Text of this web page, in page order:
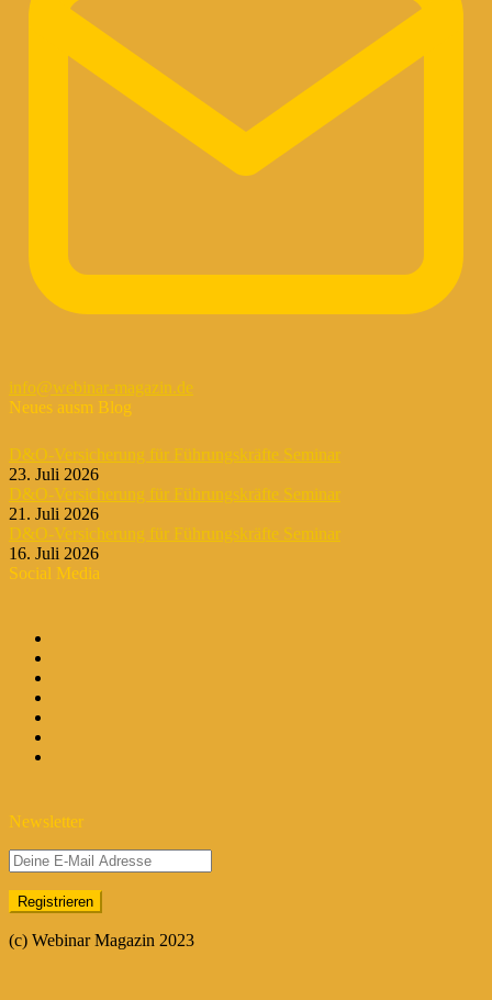
info@webinar-magazin.de
Neues ausm Blog
D&O-Versicherung für Führungskräfte Seminar
23. Juli 2026
D&O-Versicherung für Führungskräfte Seminar
21. Juli 2026
D&O-Versicherung für Führungskräfte Seminar
16. Juli 2026
Social Media
Newsletter
(c) Webinar Magazin 2023